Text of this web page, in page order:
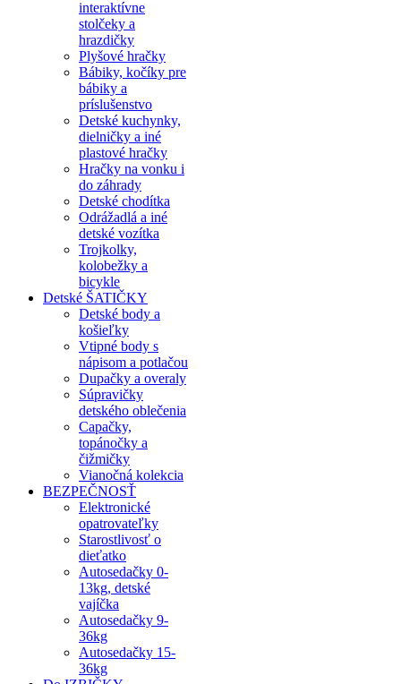
interaktívne
stolčeky a
hrazdičky
Plyšové hračky
Bábiky, kočíky pre
bábiky a
príslušenstvo
Detské kuchynky,
dielničky a iné
plastové hračky
Hračky na vonku i
do záhrady
Detské chodítka
Odrážadlá a iné
detské vozítka
Trojkolky,
kolobežky a
bicykle
Detské ŠATIČKY
Detské body a
košieľky
Vtipné body s
nápisom a potlačou
Dupačky a overaly
Súpravičky
detského oblečenia
Capačky,
topánočky a
čižmičky
Vianočná kolekcia
BEZPEČNOSŤ
Elektronické
opatrovateľky
Starostlivosť o
dieťatko
Autosedačky 0-
13kg, detské
vajíčka
Autosedačky 9-
36kg
Autosedačky 15-
36kg